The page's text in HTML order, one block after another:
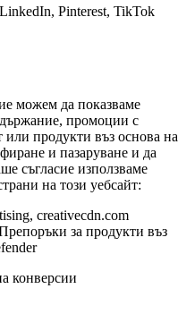
Pinterest, TikTok
можем да показваме
промоции с
или продукти въз основа на
и пазаруване и да
съгласие използваме
на този уебсайт:
creativecdn.com
за продукти въз
конверсии